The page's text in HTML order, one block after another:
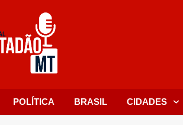
POLÍTICA BRASIL CIDADES